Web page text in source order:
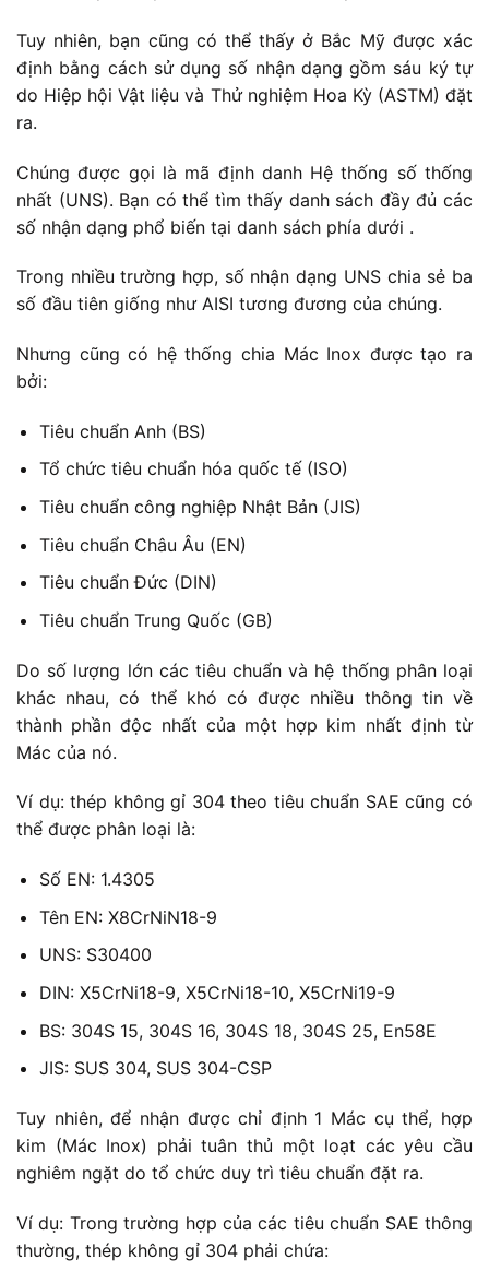
Tuy nhiên, bạn cũng có thể thấy ở Bắc Mỹ được xác
định bằng cách sử dụng số nhận dạng gồm sáu ký tự
do Hiệp hội Vật liệu và Thử nghiệm Hoa Kỳ (ASTM) đặt
ra.
Chúng được gọi là mã định danh Hệ thống số thống
nhất (UNS). Bạn có thể tìm thấy danh sách đầy đủ các
số nhận dạng phổ biến tại danh sách phía dưới .
Trong nhiều trường hợp, số nhận dạng UNS chia sẻ ba
số đầu tiên giống như AISI tương đương của chúng.
Nhưng cũng có hệ thống chia Mác Inox được tạo ra
bởi:
Tiêu chuẩn Anh (BS)
Tổ chức tiêu chuẩn hóa quốc tế (ISO)
Tiêu chuẩn công nghiệp Nhật Bản (JIS)
Tiêu chuẩn Châu Âu (EN)
Tiêu chuẩn Đức (DIN)
Tiêu chuẩn Trung Quốc (GB)
Do số lượng lớn các tiêu chuẩn và hệ thống phân loại
khác nhau, có thể khó có được nhiều thông tin về
thành phần độc nhất của một hợp kim nhất định từ
Mác của nó.
Ví dụ: thép không gỉ 304 theo tiêu chuẩn SAE cũng có
thể được phân loại là:
Số EN: 1.4305
Tên EN: X8CrNiN18-9
UNS: S30400
DIN: X5CrNi18-9, X5CrNi18-10, X5CrNi19-9
BS: 304S 15, 304S 16, 304S 18, 304S 25, En58E
JIS: SUS 304, SUS 304-CSP
Tuy nhiên, để nhận được chỉ định 1 Mác cụ thể, hợp
kim (Mác Inox) phải tuân thủ một loạt các yêu cầu
nghiêm ngặt do tổ chức duy trì tiêu chuẩn đặt ra.
Ví dụ: Trong trường hợp của các tiêu chuẩn SAE thông
thường, thép không gỉ 304 phải chứa: